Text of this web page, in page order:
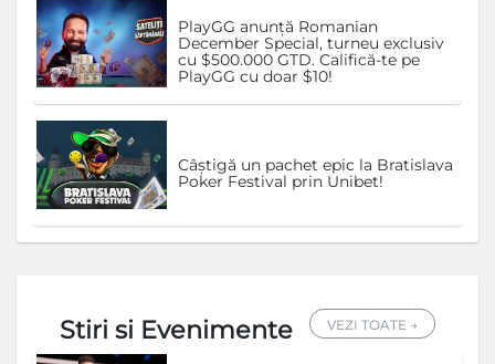
PlayGG anunță Romanian
December Special, turneu exclusiv
cu $500.000 GTD. Califică-te pe
PlayGG cu doar $10!
Câștigă un pachet epic la Bratislava
Poker Festival prin Unibet!
Stiri si Evenimente VEZI TOATE →